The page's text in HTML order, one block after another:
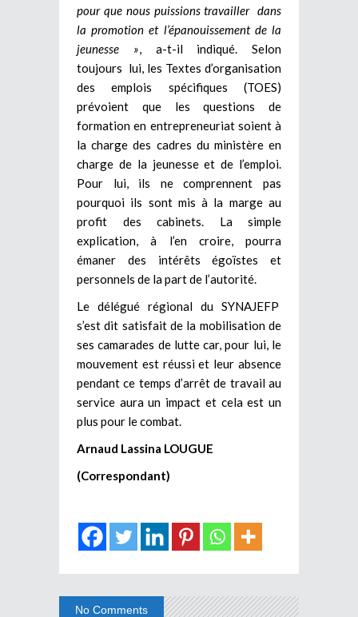
pour que nous puissions travailler dans
la promotion et l’épanouissement de la
jeunesse » , a-t-il indiqué. Selon
toujours lui, les Textes d’organisation
des emplois spécifiques (TOES)
prévoient que les questions de
formation en entrepreneuriat soient à
la charge des cadres du ministère en
charge de la jeunesse et de l’emploi.
Pour lui, ils ne comprennent pas
pourquoi ils sont mis à la marge au
profit des cabinets. La simple
explication, à l’en croire, pourra
émaner des intérêts égoïstes et
personnels de la part de l’autorité.
Le délégué régional du SYNAJEFP
s’est dit satisfait de la mobilisation de
ses camarades de lutte car, pour lui, le
mouvement est réussi et leur absence
pendant ce temps d’arrêt de travail au
service aura un impact et cela est un
plus pour le combat.
Arnaud Lassina LOUGUE
(Correspondant)
No Comments